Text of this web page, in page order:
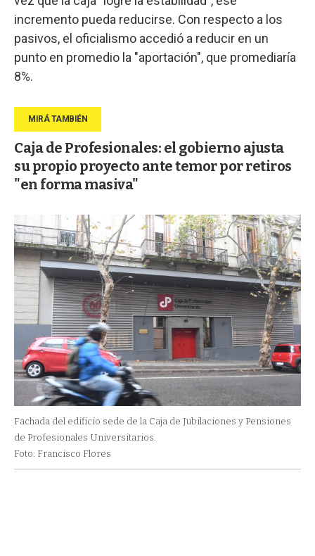
incremento pueda reducirse. Con respecto a los
pasivos, el oficialismo accedió a reducir en un
punto en promedio la "aportación", que promediaría
8%.
Caja de Profesionales: el gobierno ajusta
su propio proyecto ante temor por retiros
"en forma masiva"
Fachada del edificio sede de la Caja de Jubilaciones y Pensiones
de Profesionales Universitarios.
Foto: Francisco Flores